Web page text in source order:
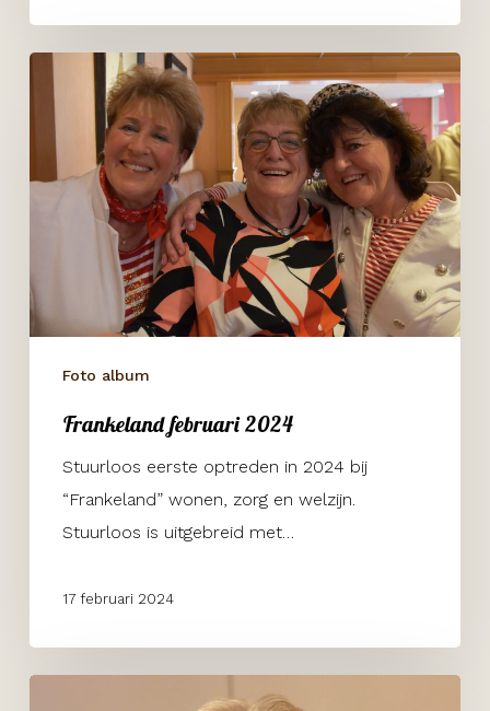
Frankeland
februari
2024
Foto album
Frankeland februari 2024
Stuurloos eerste optreden in 2024 bij
“Frankeland” wonen, zorg en welzijn.
Stuurloos is uitgebreid met…
17 februari 2024